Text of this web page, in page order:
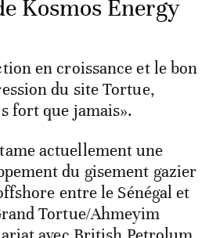
Kosmos Energy
en croissance et le bon
du site Tortue,
fort que jamais».
actuellement une
du gisement gazier
entre le Sénégal et
Tortue/Ahmeyim